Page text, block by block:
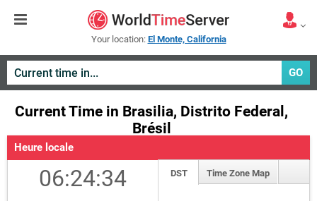
Your location: El Monte, California
GO
Current Time in Brasilia, Distrito Federal,
Brésil
Heure locale
06:24:34 DST Time Zone Map